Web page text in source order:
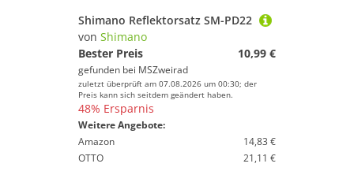
Shimano Reflektorsatz SM-PD22
von Shimano
Bester Preis
10,99 €
gefunden bei MSZweirad
zuletzt überprüft am 07.08.2026 um 00:30; der
Preis kann sich seitdem geändert haben.
48% Ersparnis
Weitere Angebote:
Amazon
14,83 €
OTTO
21,11 €